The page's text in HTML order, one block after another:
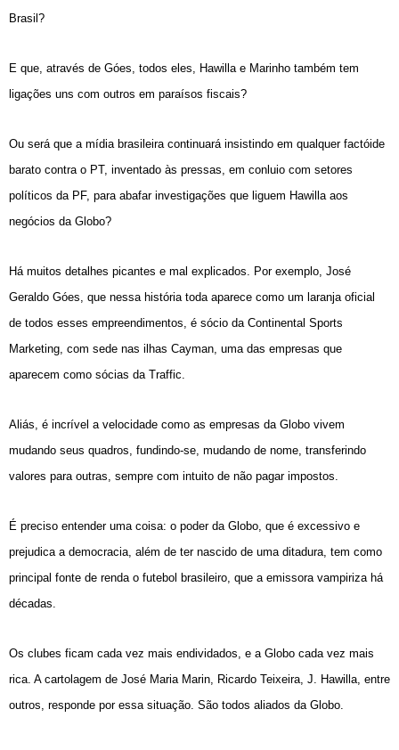
Brasil?
E que, através de Góes, todos eles, Hawilla e Marinho também tem
ligações uns com outros em paraísos fiscais?
Ou será que a mídia brasileira continuará insistindo em qualquer factóide
barato contra o PT, inventado às pressas, em conluio com setores
políticos da PF, para abafar investigações que liguem Hawilla aos
negócios da Globo?
Há muitos detalhes picantes e mal explicados. Por exemplo, José
Geraldo Góes, que nessa história toda aparece como um laranja oficial
de todos esses empreendimentos, é sócio da Continental Sports
Marketing, com sede nas ilhas Cayman, uma das empresas que
aparecem como sócias da Traffic.
Aliás, é incrível a velocidade como as empresas da Globo vivem
mudando seus quadros, fundindo-se, mudando de nome, transferindo
valores para outras, sempre com intuito de não pagar impostos.
É preciso entender uma coisa: o poder da Globo, que é excessivo e
prejudica a democracia, além de ter nascido de uma ditadura, tem como
principal fonte de renda o futebol brasileiro, que a emissora vampiriza há
décadas.
Os clubes ficam cada vez mais endividados, e a Globo cada vez mais
rica. A cartolagem de José Maria Marin, Ricardo Teixeira, J. Hawilla, entre
outros, responde por essa situação. São todos aliados da Globo.